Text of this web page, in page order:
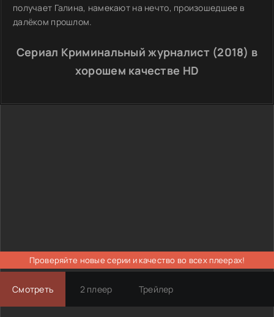
получает Галина, намекают на нечто, произошедшее в
далёком прошлом.
Сериал Криминальный журналист (2018) в
хорошем качестве HD
Проверяйте новые серии и качество во всех плеерах!
Смотреть 2 плеер Трейлер